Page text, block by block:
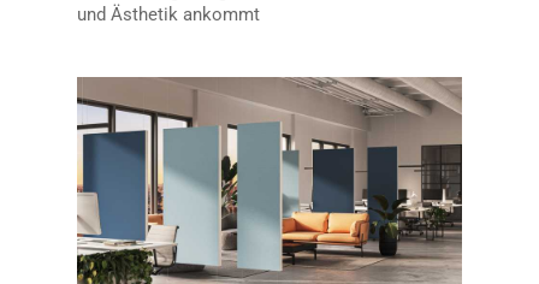
und Ästhetik ankommt